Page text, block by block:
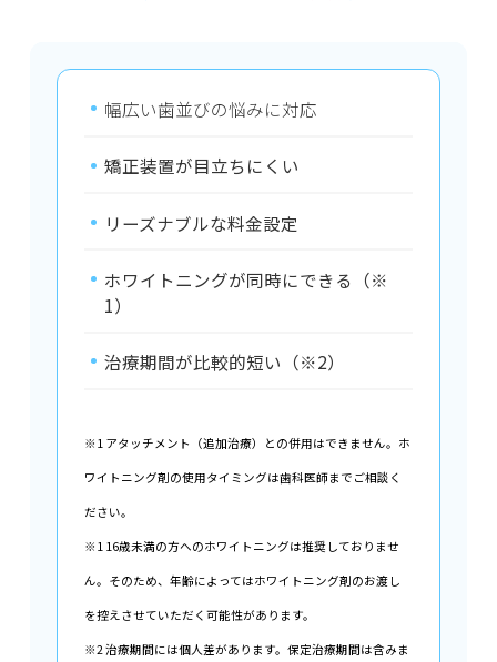
幅広い歯並びの悩みに対応
矯正装置が目立ちにくい
リーズナブルな料金設定
ホワイトニングが同時にできる（※
1）
治療期間が比較的短い（※2）
※1 アタッチメント（追加治療）との併用はできません。ホ
ワイトニング剤の使用タイミングは歯科医師までご相談く
ださい。
※1 16歳未満の方へのホワイトニングは推奨しておりませ
ん。そのため、年齢によってはホワイトニング剤のお渡し
を控えさせていただく可能性があります。
※2 治療期間には個人差があります。保定治療期間は含みま